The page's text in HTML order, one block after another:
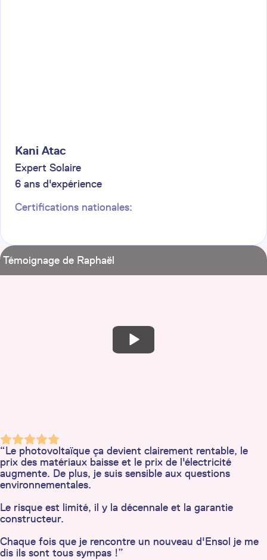
Kani Atac
Expert Solaire
6 ans d'expérience
Certifications nationales:
Témoignage de Raphaël
“Le photovoltaïque ça devient clairement rentable, le
prix des matériaux baisse et le prix de l'électricité
augmente. De plus, je suis sensible aux questions
environnementales.
Le risque est limité, il y la décennale et la garantie
constructeur.
Chaque fois que je rencontre un nouveau d'Ensol je me
dis ils sont tous sympas !”